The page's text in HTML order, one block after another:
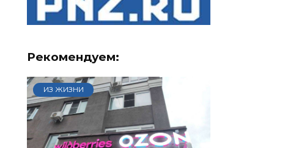
Рекомендуем:
ИЗ ЖИЗНИ